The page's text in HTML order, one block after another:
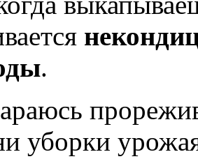
.
уборки